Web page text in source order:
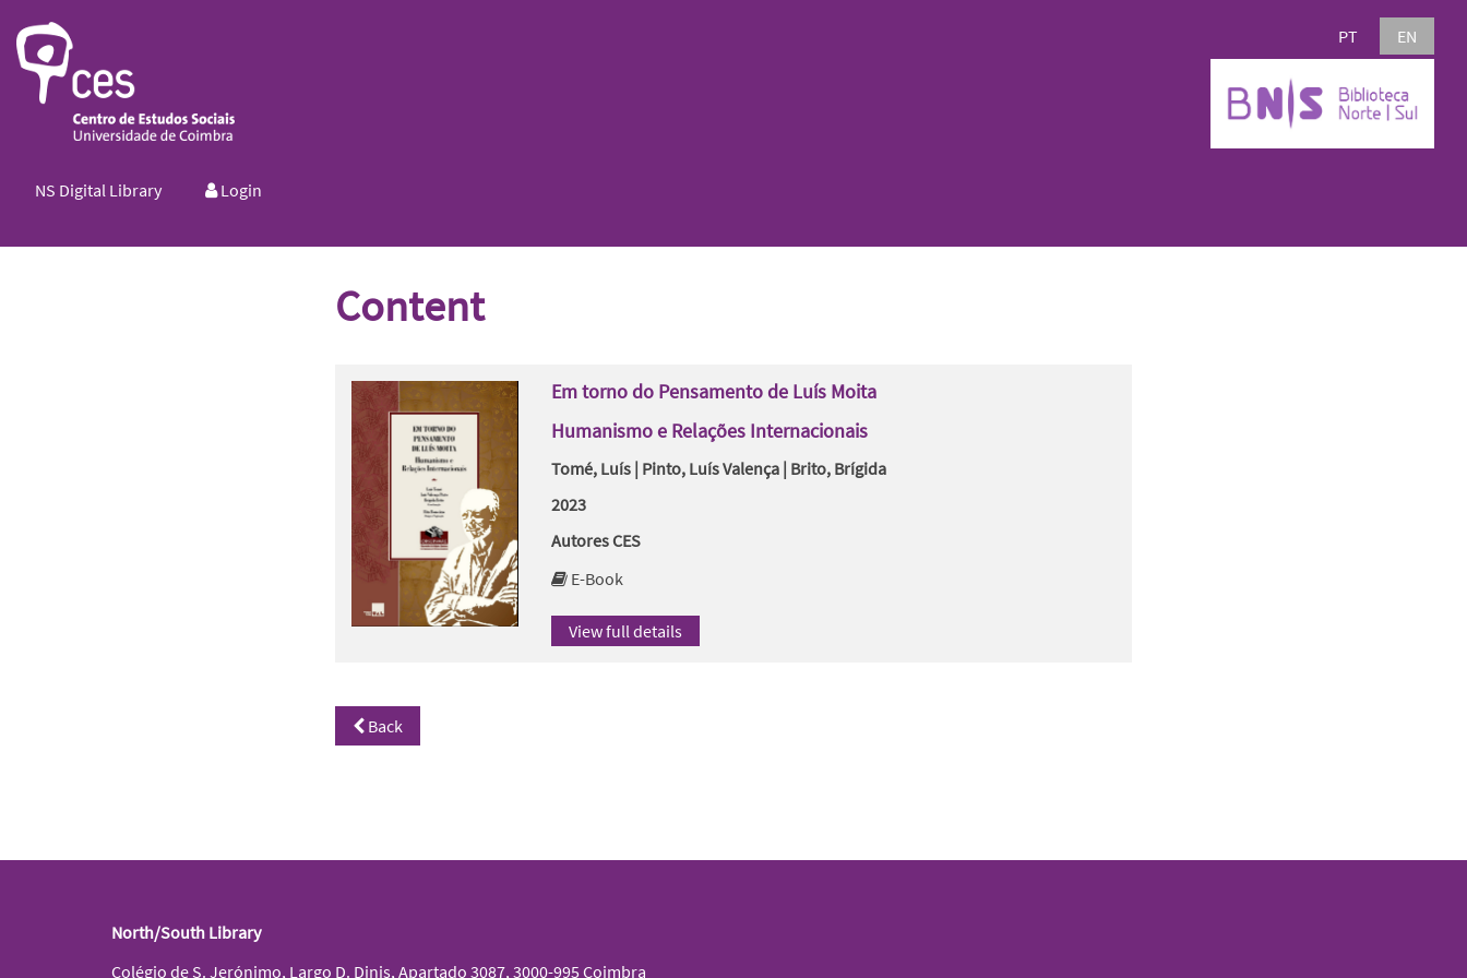
PT EN
NS Digital Library Login
Content
Em torno do Pensamento de Luís Moita
Humanismo e Relações Internacionais
Tomé, Luís | Pinto, Luís Valença | Brito, Brígida
2023
Autores CES
E-Book
View full details
Back
North/South Library
Colégio de S. Jerónimo, Largo D. Dinis, Apartado 3087, 3000-995 Coimbra